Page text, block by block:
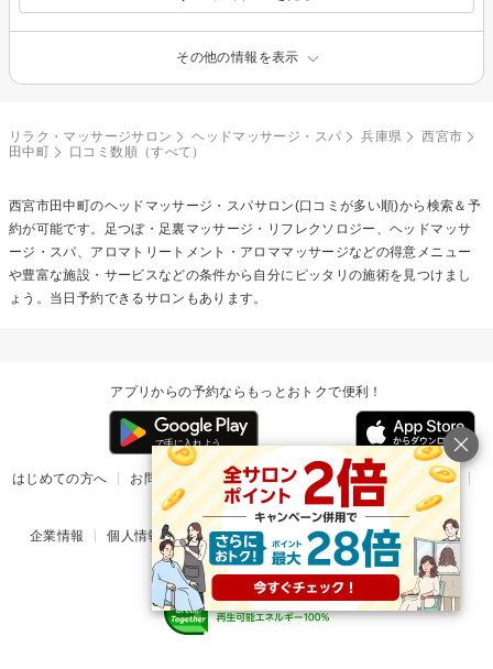
その他の情報を表示
リラク・マッサージサロン ヘッドマッサージ・スパ 兵庫県
西宮市
田中町
口コミ数順（すべて）
西宮市田中町のヘッドマッサージ・スパサロン(口コミが多い順)から検索＆予
約が可能です。足つぼ・足裏マッサージ・リフレクソロジー、ヘッドマッサ
ージ・スパ、アロマトリートメント・アロママッサージなどの得意メニュー
や豊富な施設・サービスなどの条件から自分にピッタリの施術を見つけまし
ょう。当日予約できるサロンもあります。
アプリからの予約ならもっとおトクで便利！
はじめての方へ お問い合わせ ヘルプ リリース情報
利用規約
掲載ご希望のサロン様
企業情報 個人情報保護方針 楽天のサービス一覧 アプリ一覧
© Rakuten Group, Inc.